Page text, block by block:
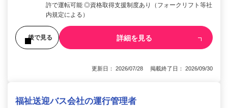
許で運転可能 ◎資格取得支援制度あり（フォークリフト等社
内規定による）
後で見る 詳細を見る
更新日： 2026/07/28 掲載終了日： 2026/09/30
福祉送迎バス会社の運行管理者